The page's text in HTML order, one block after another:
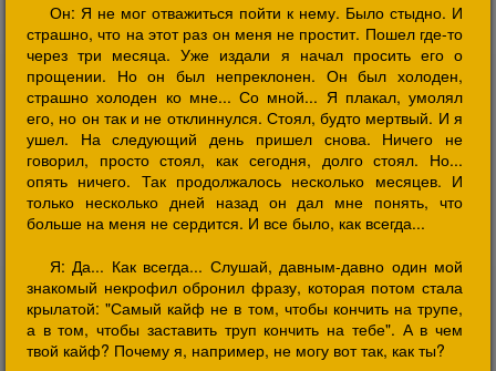
Он: Я не мог отважиться пойти к нему. Было стыдно. И
страшно, что на этот раз он меня не простит. Пошел где-то
через три месяца. Уже издали я начал просить его о
прощении. Но он был непреклонен. Он был холоден,
страшно холоден ко мне... Со мной... Я плакал, умолял
его, но он так и не отклиннулся. Стоял, будто мертвый. И я
ушел. На следующий день пришел снова. Ничего не
говорил, просто стоял, как сегодня, долго стоял. Но...
опять ничего. Так продолжалось несколько месяцев. И
только несколько дней назад он дал мне понять, что
больше на меня не сердится. И все было, как всегда...
Я: Да... Как всегда... Слушай, давным-давно один мой
знакомый некрофил обронил фразу, которая потом стала
крылатой: "Самый кайф не в том, чтобы кончить на трупе,
а в том, чтобы заставить труп кончить на тебе". А в чем
твой кайф? Почему я, например, не могу вот так, как ты?